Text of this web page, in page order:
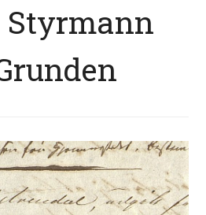
Styrmann